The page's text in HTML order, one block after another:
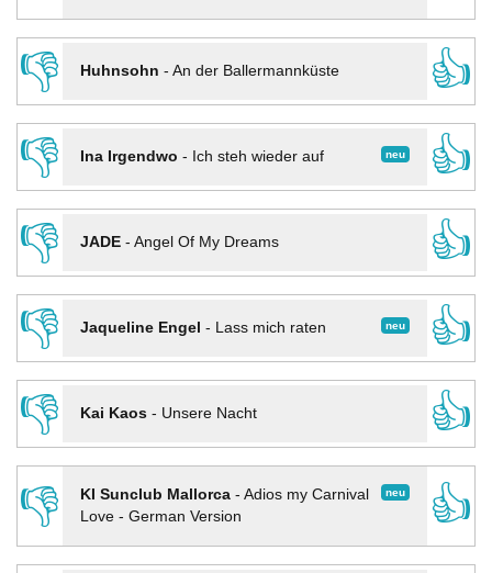
👎
Huhnsohn - An der Ballermannküste
👍
👎
neu
Ina Irgendwo - Ich steh wieder auf
👍
👎
JADE- Angel Of My Dreams
👍
👎
neu
Jaqueline Engel - Lass mich raten
👍
👎
Kai Kaos- Unsere Nacht
👍
👎
neu
KI Sunclub Mallorca- Adios my Carnival
Love - German Version
👍